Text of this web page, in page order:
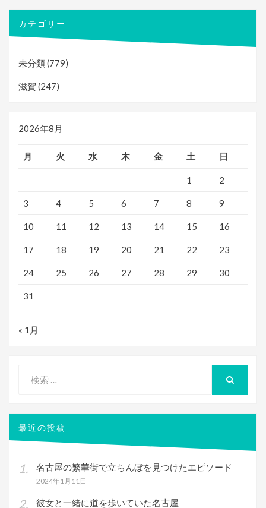
カテゴリー
未分類(779)
滋賀 (247)
2026年8月
月 火 水 木 金 土 日
1 2
3 4 5 6 7 8 9
10 11 12 13 14 15 16
17 18 19 20 21 22 23
24 25 26 27 28 29 30
31
« 1月
象:
最近の投稿
名古屋の繁華街で立ちんぼを見つけたエピソード
2024年1月11日
彼女と一緒に道を歩いていた名古屋